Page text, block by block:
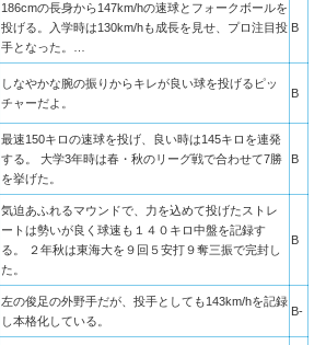
186cmの長身から147km/hの速球とフォークボールを
投げる。入学時は130km/hも成長を見せ、プロ注目投
手となった。…
B
しなやかな腕の振りからキレが良い球を投げるピッ
チャーだよ。
B
最速150キロの速球を投げ、良い時は145キロを連発
する。 大学3年時は春・秋のリーグ戦で合わせて7勝
を挙げた。
B
気迫あふれるマウンドで、力を込めて投げたストレ
ートは勢いが良く球速も１４０キロ中盤を記録す
る。 ２年秋は東海大を９回５安打９奪三振で完封し
た。
B
左の俊足の外野手だが、投手としても143km/hを記録
し本格化している。
B-